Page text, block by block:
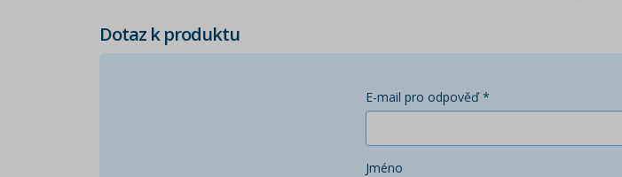
Dotaz k produktu
E-mail pro odpověď *
Jméno